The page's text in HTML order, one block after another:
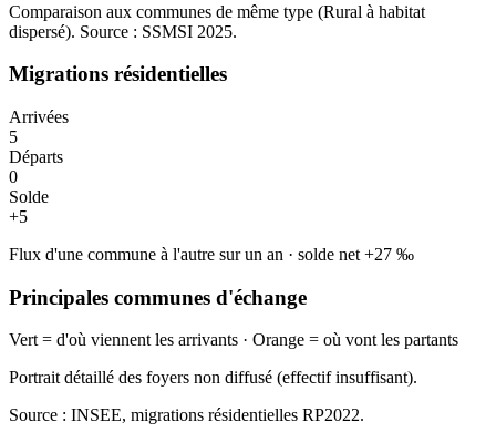
Comparaison aux communes de même type (Rural à habitat
dispersé). Source : SSMSI 2025.
Migrations résidentielles
Arrivées
5
Départs
0
Solde
+5
Flux d'une commune à l'autre sur un an · solde net +27 ‰
Principales communes d'échange
Vert = d'où viennent les arrivants · Orange = où vont les partants
Portrait détaillé des foyers non diffusé (effectif insuffisant).
Source : INSEE, migrations résidentielles RP2022.